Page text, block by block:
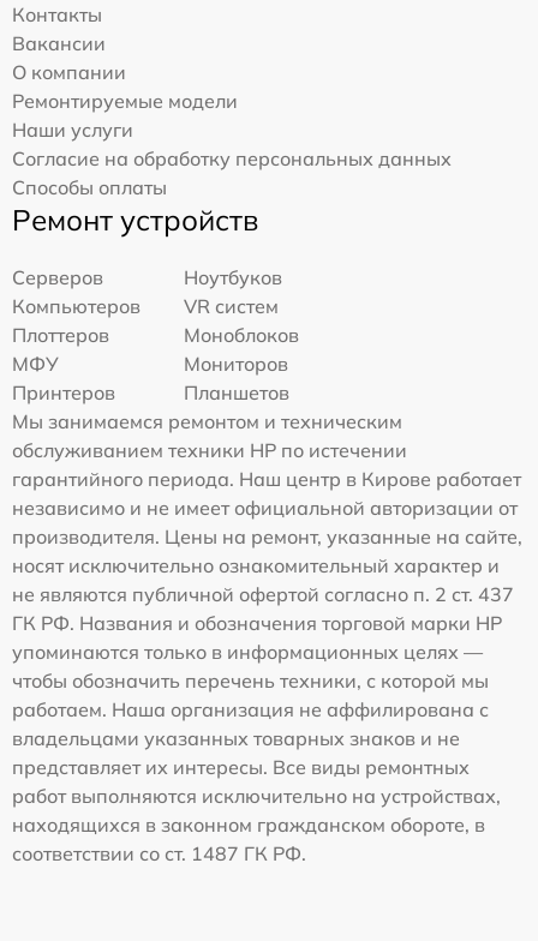
Контакты
Вакансии
О компании
Ремонтируемые модели
Наши услуги
Согласие на обработку персональных данных
Способы оплаты
Ремонт устройств
Серверов
Ноутбуков
Компьютеров
VR систем
Плоттеров
Моноблоков
МФУ
Мониторов
Принтеров
Планшетов
Мы занимаемся ремонтом и техническим
обслуживанием техники HP по истечении
гарантийного периода. Наш центр в Кирове работает
независимо и не имеет официальной авторизации от
производителя. Цены на ремонт, указанные на сайте,
носят исключительно ознакомительный характер и
не являются публичной офертой согласно п. 2 ст. 437
ГК РФ. Названия и обозначения торговой марки HP
упоминаются только в информационных целях —
чтобы обозначить перечень техники, с которой мы
работаем. Наша организация не аффилирована с
владельцами указанных товарных знаков и не
представляет их интересы. Все виды ремонтных
работ выполняются исключительно на устройствах,
находящихся в законном гражданском обороте, в
соответствии со ст. 1487 ГК РФ.